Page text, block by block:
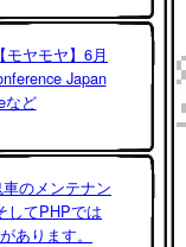
モヤモヤ】6月
Japan
など
のメンテナン
してPHPでは
あります。